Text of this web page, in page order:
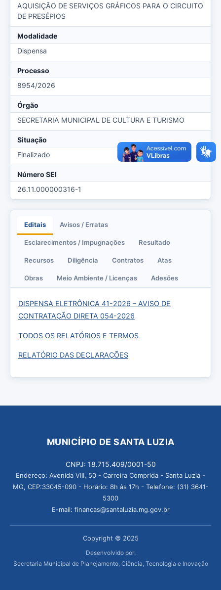
AQUISIÇÃO DE SERVIÇOS GRÁFICOS PARA O CIRCUITO
DE PRESÉPIOS
Modalidade
Dispensa
Processo
8954/2026
Órgão
SECRETARIA MUNICIPAL DE CULTURA E TURISMO
Situação
Finalizado
Número SEI
26.11.000000316-1
Editais Avisos / Erratas
Esclarecimentos / Impugnações Resultado
Recursos Diligência Contratos Atas
Obras Meio Ambiente / Licenças Adesões
DISPENSA ELETRÔNICA 41-2026 – AVISO DE
CONTRATAÇÃO DIRETA 054-2026
TODOS OS RELATÓRIOS E TERMOS
RELATÓRIO DAS DECLARAÇÕES
MUNICÍPIO DE SANTA LUZIA
CNPJ: 18.715.409/0001-50
Endereço: Avenida VIII, 50 - Carreira Comprida - Santa Luzia -
MG, CEP:33045-090 - Horário: 8h às 17h - Telefone: (31) 3641-
5300
E-mail: financas@santaluzia.mg.gov.br
Copyright © 2025
Desenvolvido por:
Secretaria Municipal de Planejamento, Ciência, Tecnologia e Inovação